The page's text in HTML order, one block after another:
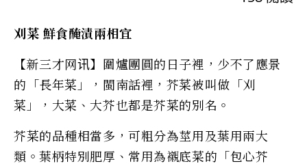
刈菜 鮮食醃漬兩相宜
【新三才网讯】圍爐團圓的日子裡，少不了應景
的「長年菜」，閩南話裡，芥菜被叫做「刈
菜」，大菜、大芥也都是芥菜的別名。
芥菜的品種相當多，可粗分為莖用及葉用兩大
類。葉柄特別肥厚、常用為襯底菜的「包心芥